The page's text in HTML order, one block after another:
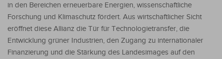
in den Bereichen erneuerbare Energien, wissenschaftliche
Forschung und Klimaschutz fördert. Aus wirtschaftlicher Sicht
eröffnet diese Allianz die Tür für Technologietransfer, die
Entwicklung grüner Industrien, den Zugang zu internationaler
Finanzierung und die Stärkung des Landesimages auf den